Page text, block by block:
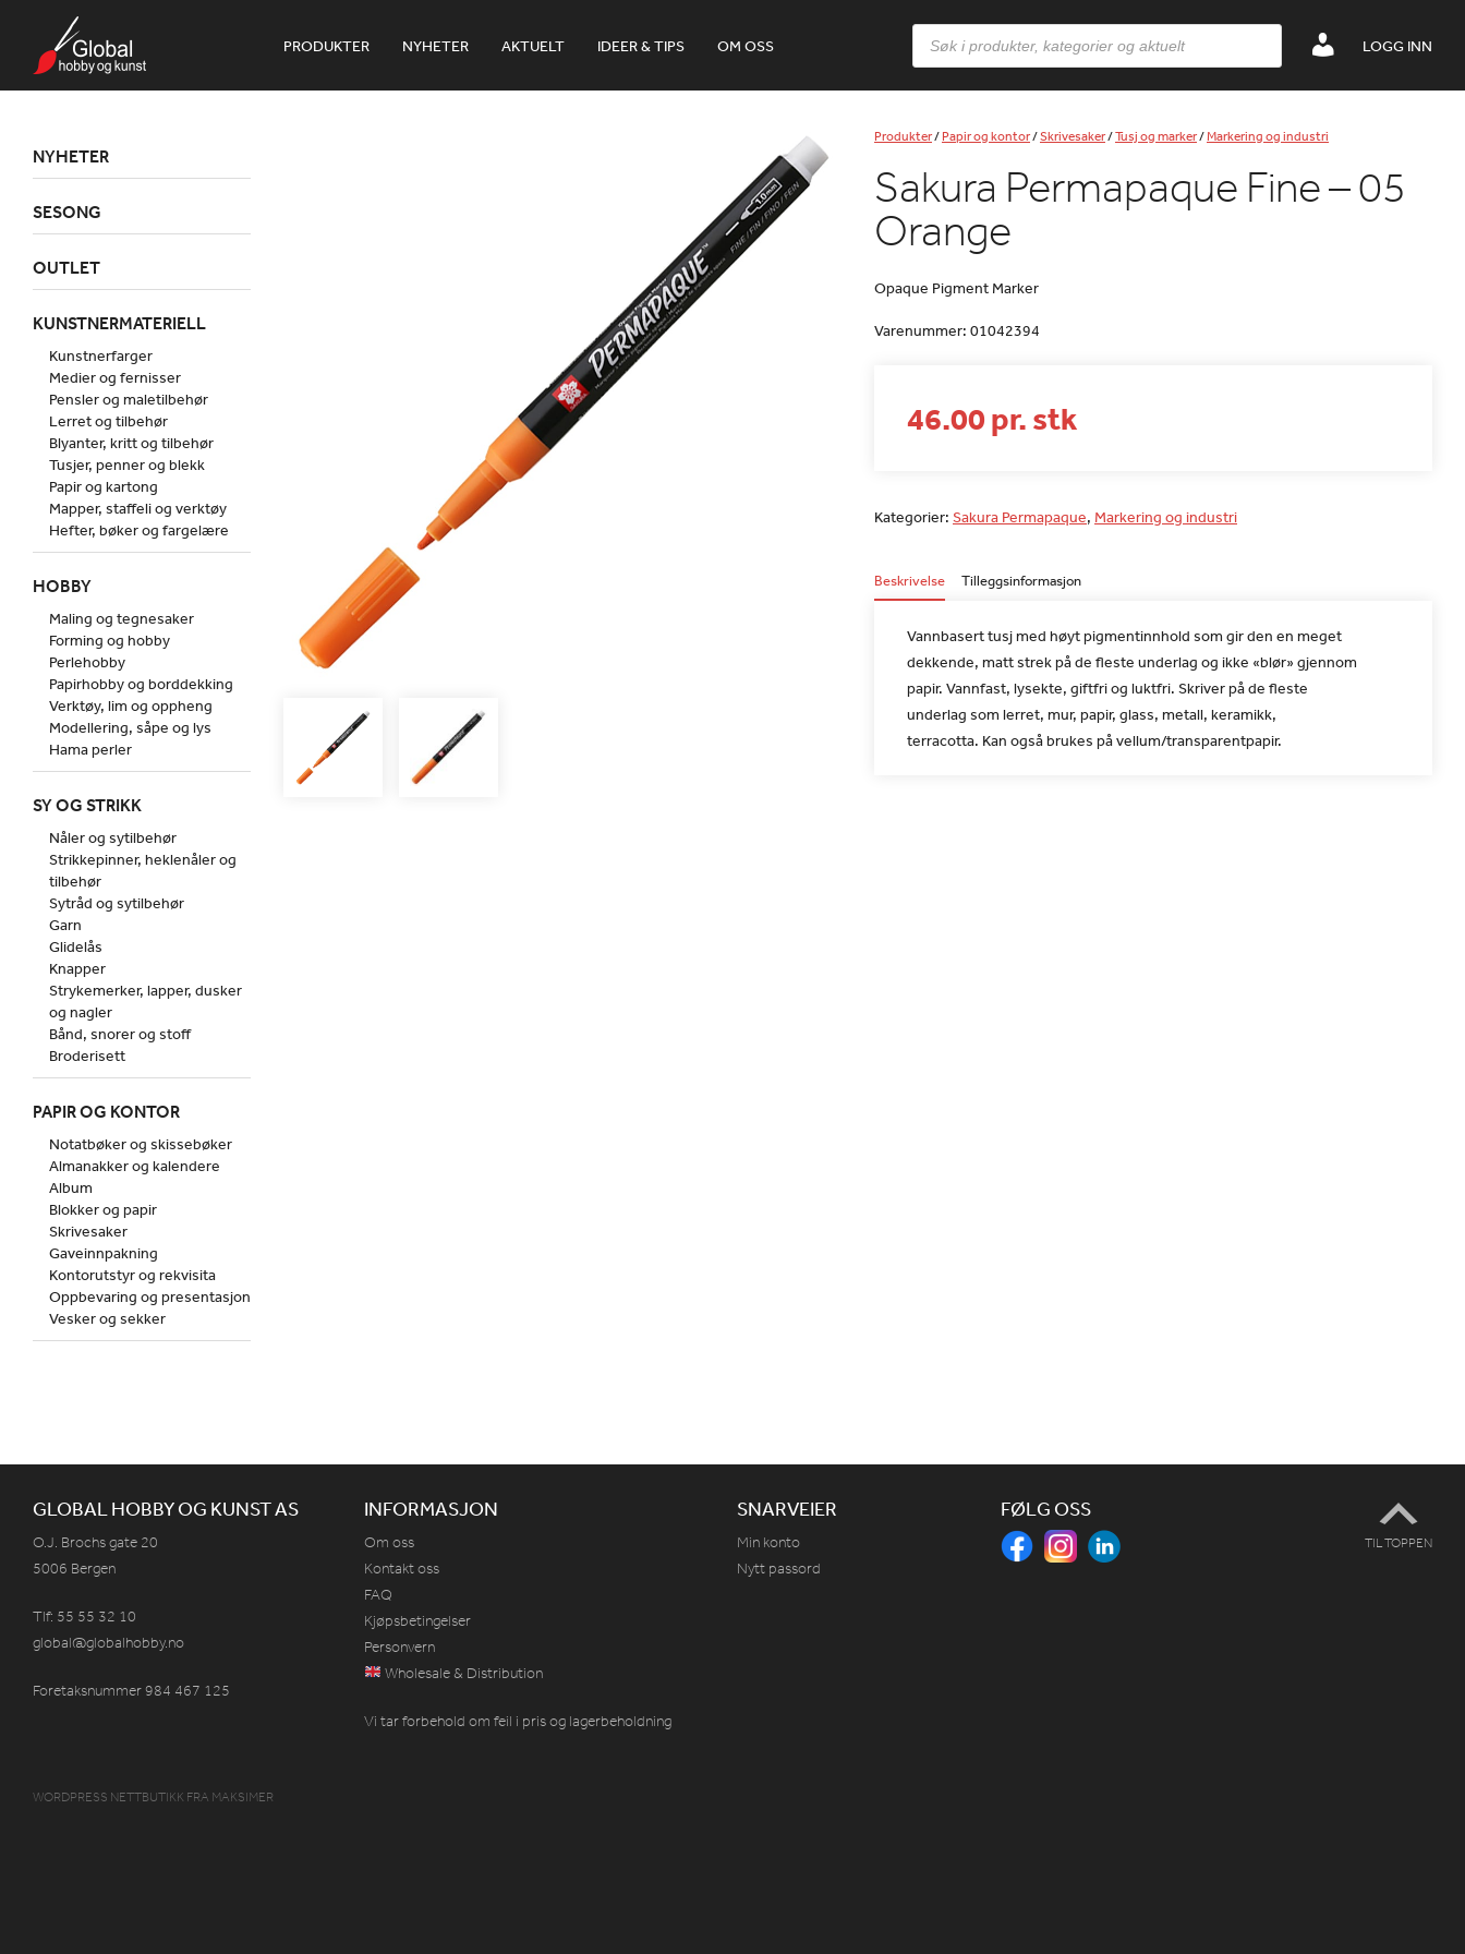
PRODUKTER NYHETER AKTUELT IDEER & TIPS OM OSS LOGG INN
Products
search
Produkter/Papir og kontor/Skrivesaker/Tusj og marker/Markering og industri
Sakura Permapaque Fine – 05
Orange
Opaque Pigment Marker
Varenummer: 01042394
46.00 pr. stk
Kategorier: Sakura Permapaque, Markering og industri
Beskrivelse Tilleggsinformasjon
Vannbasert tusj med høyt pigmentinnhold som gir den en meget
dekkende, matt strek på de fleste underlag og ikke «blør» gjennom
papir. Vannfast, lysekte, giftfri og luktfri. Skriver på de fleste
underlag som lerret, mur, papir, glass, metall, keramikk,
terracotta. Kan også brukes på vellum/transparentpapir.
NYHETER
SESONG
OUTLET
KUNSTNERMATERIELL
Kunstnerfarger
Medier og fernisser
Pensler og maletilbehør
Lerret og tilbehør
Blyanter, kritt og tilbehør
Tusjer, penner og blekk
Papir og kartong
Mapper, staffeli og verktøy
Hefter, bøker og fargelære
HOBBY
Maling og tegnesaker
Forming og hobby
Perlehobby
Papirhobby og borddekking
Verktøy, lim og oppheng
Modellering, såpe og lys
Hama perler
SY OG STRIKK
Nåler og sytilbehør
Strikkepinner, heklenåler og
tilbehør
Sytråd og sytilbehør
Garn
Glidelås
Knapper
Strykemerker, lapper, dusker
og nagler
Bånd, snorer og stoff
Broderisett
PAPIR OG KONTOR
Notatbøker og skissebøker
Almanakker og kalendere
Album
Blokker og papir
Skrivesaker
Gaveinnpakning
Kontorutstyr og rekvisita
Oppbevaring og presentasjon
Vesker og sekker
GLOBAL HOBBY OG KUNST AS
O.J. Brochs gate 20
5006 Bergen
Tlf: 55 55 32 10
global@globalhobby.no
Foretaksnummer 984 467 125
INFORMASJON
Om oss
Kontakt oss
FAQ
Kjøpsbetingelser
Personvern
Wholesale & Distribution
Vi tar forbehold om feil i pris og lagerbeholdning
SNARVEIER
Min konto
Nytt passord
FØLG OSS
TIL TOPPEN
WORDPRESS NETTBUTIKK FRA MAKSIMER